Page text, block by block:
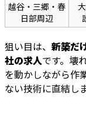
越谷・三郷・春
日部周辺
狙い目は、 新築だ
社の求人です。壊
を動かしながら作
ない技術に直結しま